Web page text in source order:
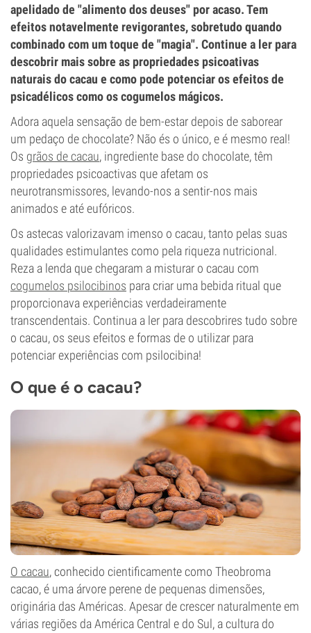
apelidado de "alimento dos deuses" por acaso. Tem
efeitos notavelmente revigorantes, sobretudo quando
combinado com um toque de "magia". Continue a ler para
descobrir mais sobre as propriedades psicoativas
naturais do cacau e como pode potenciar os efeitos de
psicadélicos como os cogumelos mágicos.
Adora aquela sensação de bem-estar depois de saborear
um pedaço de chocolate? Não és o único, e é mesmo real!
Os grãos de cacau, ingrediente base do chocolate, têm
propriedades psicoactivas que afetam os
neurotransmissores, levando-nos a sentir-nos mais
animados e até eufóricos.
Os astecas valorizavam imenso o cacau, tanto pelas suas
qualidades estimulantes como pela riqueza nutricional.
Reza a lenda que chegaram a misturar o cacau com
cogumelos psilocibinos para criar uma bebida ritual que
proporcionava experiências verdadeiramente
transcendentais. Continua a ler para descobrires tudo sobre
o cacau, os seus efeitos e formas de o utilizar para
potenciar experiências com psilocibina!
O que é o cacau?
O cacau, conhecido cientificamente como Theobroma
cacao, é uma árvore perene de pequenas dimensões,
originária das Américas. Apesar de crescer naturalmente em
várias regiões da América Central e do Sul, a cultura do